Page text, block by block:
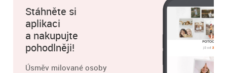
Stáhněte si
aplikaci
a nakupujte
pohodlněji!
Úsměv milované osoby